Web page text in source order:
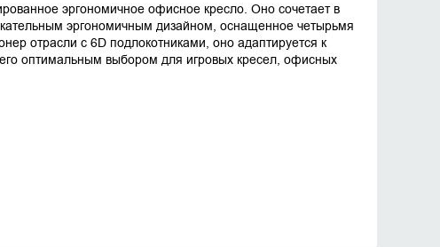
эргономичное офисное кресло. Оно сочетает в
эргономичным дизайном, оснащенное четырьмя
отрасли с 6D подлокотниками, оно адаптируется к
оптимальным выбором для игровых кресел, офисных